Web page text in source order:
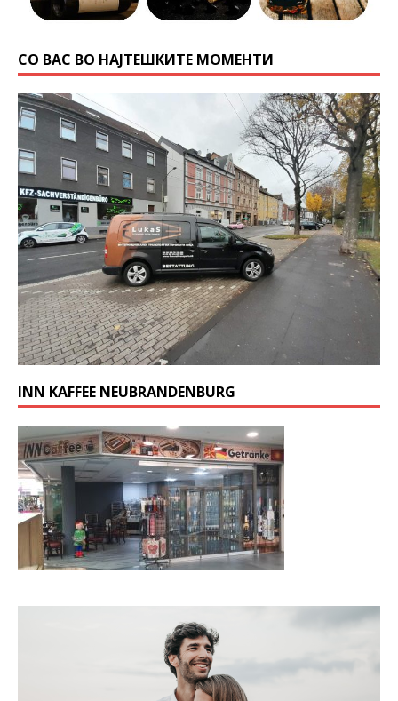
СО ВАС ВО НАЈТЕШКИТЕ МОМЕНТИ
INN KAFFEE NEUBRANDENBURG